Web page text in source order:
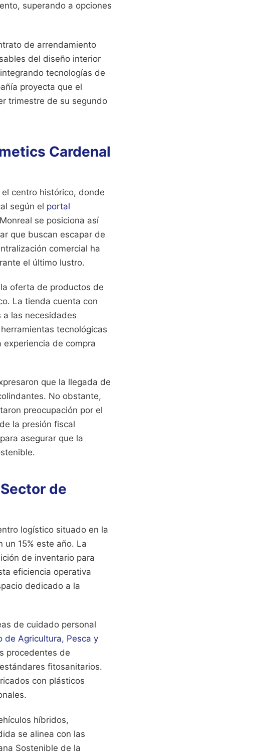
superando a opciones
de arrendamiento
del diseño interior
tecnologías de
proyecta que el
trimestre de su segundo
Cardenal
centro histórico, donde
según el portal
se posiciona así
que buscan escapar de
comercial ha
el último lustro.
oferta de productos de
La tienda cuenta con
las necesidades
tecnológicas
de compra
que la llegada de
No obstante,
preocupación por el
la presión fiscal
asegurar que la
de
logístico situado en la
15% este año. La
de inventario para
eficiencia operativa
dedicado a la
de cuidado personal
de Agricultura, Pesca y
procedentes de
fitosanitarios.
con plásticos
híbridos,
se alinea con las
Sostenible de la